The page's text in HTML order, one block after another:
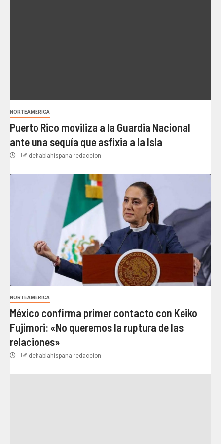
NORTEAMERICA
Puerto Rico moviliza a la Guardia Nacional
ante una sequía que asfixia a la Isla
dehablahispana redaccion
NORTEAMERICA
México confirma primer contacto con Keiko
Fujimori: «No queremos la ruptura de las
relaciones»
dehablahispana redaccion